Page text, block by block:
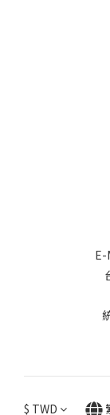
$ TWD